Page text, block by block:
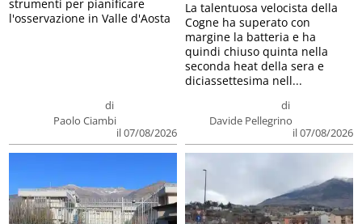
di
Paolo Ciambi
il 07/08/2026
strumenti per pianificare
l'osservazione in Valle d'Aosta
di
Davide Pellegrino
il 07/08/2026
La talentuosa velocista della
Cogne ha superato con
margine la batteria e ha
quindi chiuso quinta nella
seconda heat della sera e
diciassettesima nell...